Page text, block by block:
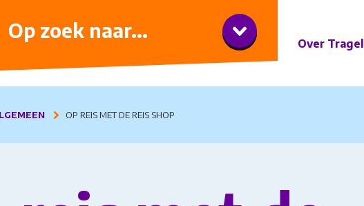
Op zoek naar...
Over Tragel
OP REIS MET DE REIS SHOP